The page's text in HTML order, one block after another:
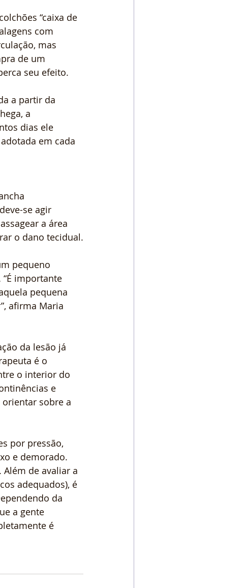
“caixa de
com
mas
de um
seu efeito.
a partir da
a
dias ele
em cada
se agir
a área
o dano tecidual.
pequeno
importante
pequena
afirma Maria
da lesão já
é o
o interior do
e
sobre a
por pressão,
e demorado.
de avaliar a
adequados), é
da
a gente
é